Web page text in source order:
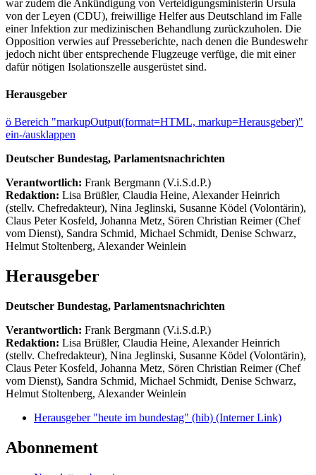
war zudem die Ankündigung von Verteidigungsministerin Ursula
von der Leyen (CDU), freiwillige Helfer aus Deutschland im Falle
einer Infektion zur medizinischen Behandlung zurückzuholen. Die
Opposition verwies auf Presseberichte, nach denen die Bundeswehr
jedoch nicht über entsprechende Flugzeuge verfüge, die mit einer
dafür nötigen Isolationszelle ausgerüstet sind.
Herausgeber
ö Bereich "markupOutput(format=HTML, markup=Herausgeber)"
ein-/ausklappen
Deutscher Bundestag, Parlamentsnachrichten
Verantwortlich: Frank Bergmann (V.i.S.d.P.)
Redaktion: Lisa Brüßler, Claudia Heine, Alexander Heinrich
(stellv. Chefredakteur), Nina Jeglinski, Susanne Ködel (Volontärin),
Claus Peter Kosfeld, Johanna Metz, Sören Christian Reimer (Chef
vom Dienst), Sandra Schmid, Michael Schmidt, Denise Schwarz,
Helmut Stoltenberg, Alexander Weinlein
Herausgeber
Deutscher Bundestag, Parlamentsnachrichten
Verantwortlich: Frank Bergmann (V.i.S.d.P.)
Redaktion: Lisa Brüßler, Claudia Heine, Alexander Heinrich
(stellv. Chefredakteur), Nina Jeglinski, Susanne Ködel (Volontärin),
Claus Peter Kosfeld, Johanna Metz, Sören Christian Reimer (Chef
vom Dienst), Sandra Schmid, Michael Schmidt, Denise Schwarz,
Helmut Stoltenberg, Alexander Weinlein
Herausgeber "heute im bundestag" (hib) (Interner Link)
Abonnement